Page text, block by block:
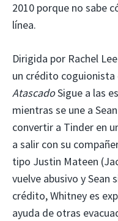
2010 porque no sabe
línea.
Dirigida por Rachel
un crédito coguionista
AtascadoSigue a las
mientras se une a
convertir a Tinder en
a salir con su
tipo Justin Mateen
vuelve abusivo y Sean
crédito, Whitney es
ayuda de otras